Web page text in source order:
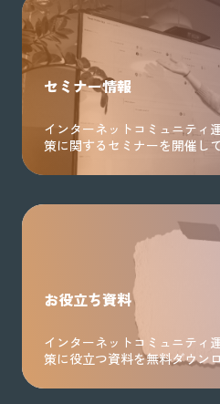
セミナー情報
インターネットコミュニティ
策に関するセミナーを開催し
お役立ち資料
インターネットコミュニティ
策に役立つ資料を無料ダウン